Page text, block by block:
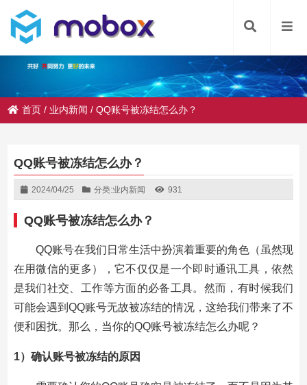
首页 / 业内新闻 /QQ账号被冻结怎么办？
QQ账号被冻结怎么办？
2024/04/25 分类:业内新闻 931
QQ账号被冻结怎么办？
QQ账号在我们日常生活中扮演着重要的角色（虽然现
在用微信的更多），它不仅仅是一个即时通讯工具，依然
是我们社交、工作等方面的必备工具。然而，有时候我们
可能会遇到QQ账号无故被冻结的情况，这给我们带来了不
便和困扰。那么，当你的QQ账号被冻结怎么办呢？
1）确认账号被冻结的原因